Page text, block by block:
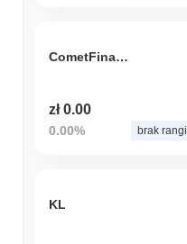
CometFinance
zł 0.00
0.00% brak rangi
KL